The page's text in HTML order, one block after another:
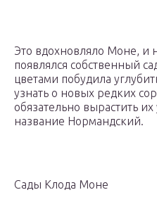
Это вдохновляло Моне, и
появлялся собственный
цветами побудила
узнать о новых редких
обязательно вырастить их
название Нормандский.
Сады Клода Моне